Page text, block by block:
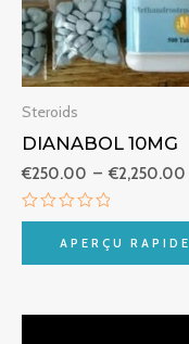
Steroids
DIANABOL 10MG
€250.00 – €2,250.00
Note
5
APERÇU RAPIDE